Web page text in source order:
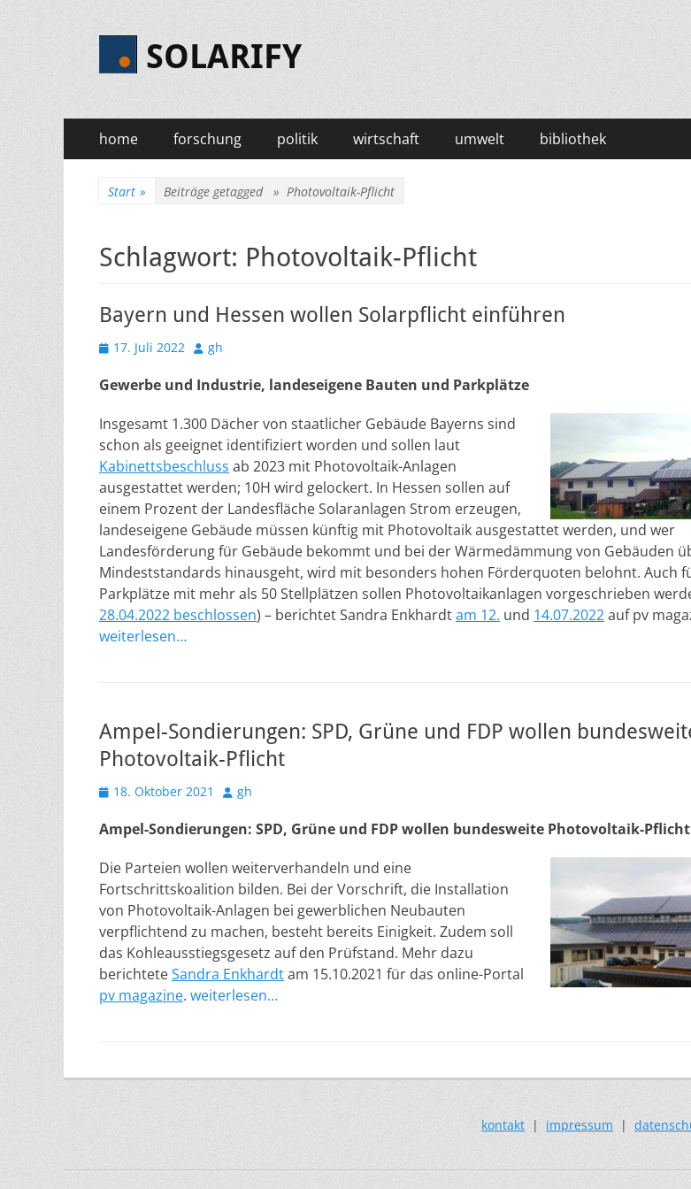
SOLARIFY
Primäres
Menü
Zum
Inhalt
home forschung politik wirtschaft umwelt bibliothek
Start » Beiträge getagged » Photovoltaik-Pflicht
Schlagwort: Photovoltaik-Pflicht
Bayern und Hessen wollen Solarpflicht einführen
Veröffentlicht
17. Juli 2022 Autor
gh
Gewerbe und Industrie, landeseigene Bauten und Parkplätze
Insgesamt 1.300 Dächer von staatlicher Gebäude Bayerns sind
schon als geeignet identifiziert worden und sollen laut
Kabinettsbeschluss ab 2023 mit Photovoltaik-Anlagen
ausgestattet werden; 10H wird gelockert. In Hessen sollen auf
einem Prozent der Landesfläche Solaranlagen Strom erzeugen,
landeseigene Gebäude müssen künftig mit Photovoltaik ausgestattet werden, und wer
Landesförderung für Gebäude bekommt und bei der Wärmedämmung von Gebäuden
Mindeststandards hinausgeht, wird mit besonders hohen Förderquoten belohnt. Auch
Parkplätze mit mehr als 50 Stellplätzen sollen Photovoltaikanlagen vorgeschrieben
28.04.2022 beschlossen) – berichtet Sandra Enkhardtam 12. und 14.07.2022auf pv
weiterlesen…
Ampel-Sondierungen: SPD, Grüne und FDP wollen
Photovoltaik-Pflicht
Veröffentlicht
18. Oktober 2021 Autor
gh
Ampel-Sondierungen: SPD, Grüne und FDP wollen bundesweite Photovoltaik-Pflicht
Die Parteien wollen weiterverhandeln und eine
Fortschrittskoalition bilden. Bei der Vorschrift, die Installation
von Photovoltaik-Anlagen bei gewerblichen Neubauten
verpflichtend zu machen, besteht bereits Einigkeit. Zudem soll
das Kohleausstiegsgesetz auf den Prüfstand. Mehr dazu
berichteteSandra Enkhardtam 15.10.2021 für das online-Portal
pv magazine. weiterlesen…
kontakt | impressum |